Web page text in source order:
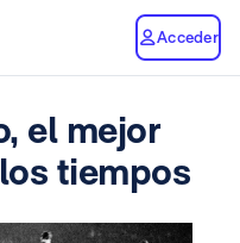
Acceder
el mejor
tiempos